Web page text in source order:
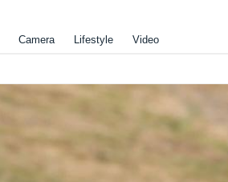
Camera Lifestyle Video